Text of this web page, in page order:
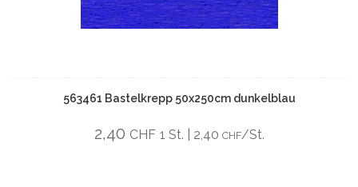
563461 Bastelkrepp 50x250cm dunkelblau
2,40 CHF 1 St. | 2,40 CHF/St.